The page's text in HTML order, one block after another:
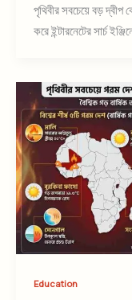
পৃথিবীর সবচেয়ে বড়
করে ইন্টারনেটের সার্চ
Education